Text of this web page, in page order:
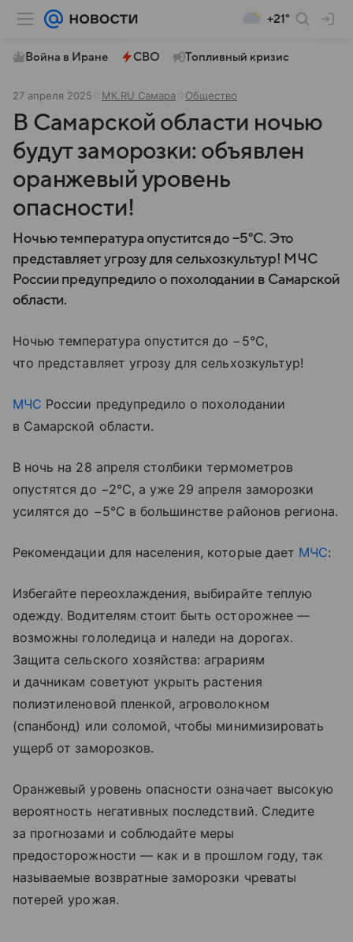
+21°
Война в Иране СВО Топливный кризис
27 апреля 2025 МК.RU Самара Общество
В Самарской области ночью
будут заморозки: объявлен
оранжевый уровень
опасности!
Ночью температура опустится до −5°C. Это
представляет угрозу для сельхозкультур! МЧС
России предупредило о похолодании в Самарской
области.
Ночью температура опустится до −5°C,
что представляет угрозу для сельхозкультур!
МЧС России предупредило о похолодании
в Самарской области.
В ночь на 28 апреля столбики термометров
опустятся до −2°C, а уже 29 апреля заморозки
усилятся до −5°C в большинстве районов региона.
Рекомендации для населения, которые дает МЧС:
Избегайте переохлаждения, выбирайте теплую
одежду. Водителям стоит быть осторожнее —
возможны гололедица и наледи на дорогах.
Защита сельского хозяйства: аграриям
и дачникам советуют укрыть растения
полиэтиленовой пленкой, агроволокном
(спанбонд) или соломой, чтобы минимизировать
ущерб от заморозков.
Оранжевый уровень опасности означает высокую
вероятность негативных последствий. Следите
за прогнозами и соблюдайте меры
предосторожности — как и в прошлом году, так
называемые возвратные заморозки чреваты
потерей урожая.